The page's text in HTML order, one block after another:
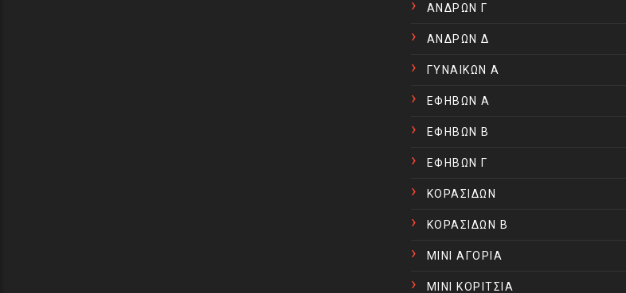
ΑΝΔΡΩΝ Γ
ΑΝΔΡΩΝ Δ
ΓΥΝΑΙΚΩΝ Α
ΕΦΗΒΩΝ Α
ΕΦΗΒΩΝ Β
ΕΦΗΒΩΝ Γ
ΚΟΡΑΣΙΔΩΝ
ΚΟΡΑΣΙΔΩΝ Β
ΜΙΝΙ ΑΓΟΡΙΑ
ΜΙΝΙ ΚΟΡΙΤΣΙΑ